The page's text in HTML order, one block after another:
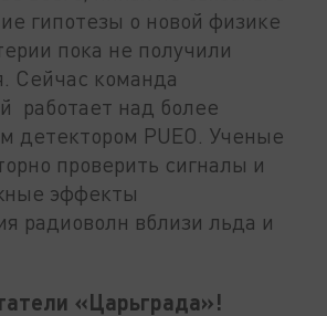
гипотезы о новой физике
пока не получили
Сейчас команда
работает над более
детектором PUEO. Ученые
проверить сигналы и
эффекты
радиоволн вблизи льда и
«Царьграда»!